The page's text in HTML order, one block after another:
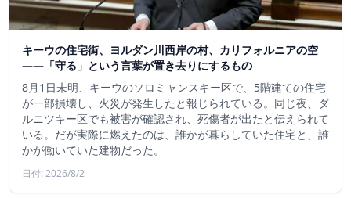
キーウの住宅街、ヨルダン川西岸の村、カリフォルニアの空
——「守る」という言葉が置き去りにするもの
8月1日未明、キーウのソロミャンスキー区で、5階建ての住宅
が一部損壊し、火災が発生したと報じられている。同じ夜、ダ
ルニツキー区でも被害が確認され、死傷者が出たと伝えられて
いる。だが実際に燃えたのは、誰かが暮らしていた住宅と、誰
かが働いていた建物だった。
日付: 2026/8/2